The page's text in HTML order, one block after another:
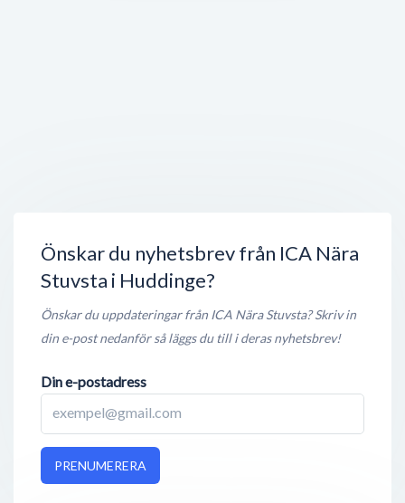
Önskar du nyhetsbrev från ICA Nära
Stuvsta i Huddinge?
Önskar du uppdateringar från ICA Nära Stuvsta? Skriv in
din e-post nedanför så läggs du till i deras nyhetsbrev!
Din e-postadress
PRENUMERERA